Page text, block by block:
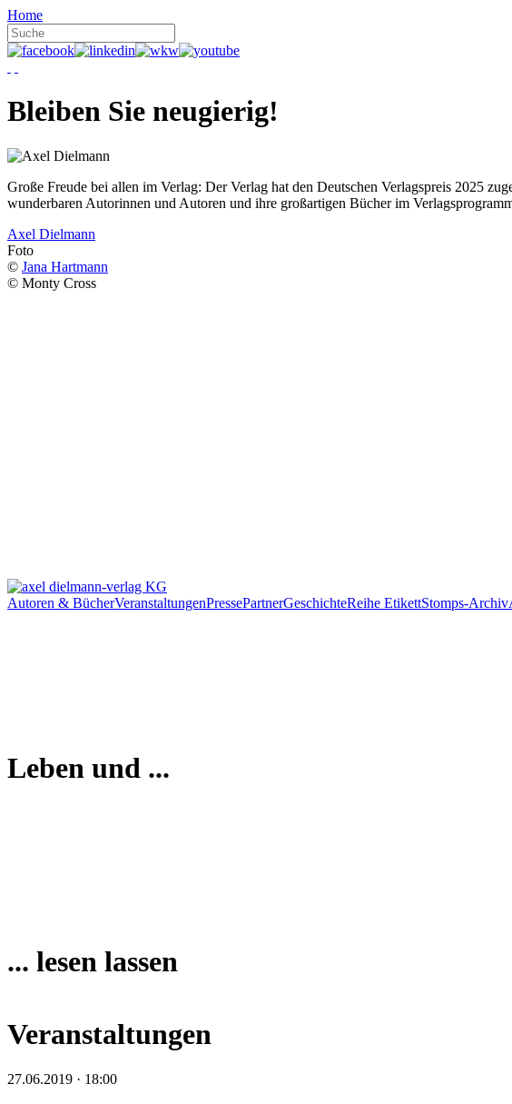
Home
Bleiben Sie neugierig!
Große Freude bei allen im Verlag: Der Verlag hat den Deutschen Verlagspreis 2025
wunderbaren Autorinnen und Autoren und ihre großartigen Bücher im
Axel Dielmann
Foto
© Jana Hartmann
© Monty Cross
Autoren & BücherVeranstaltungenPressePartnerGeschichteReihe EtikettStomps-Archiv
Leben und ...
... lesen lassen
Veranstaltungen
27.06.2019 · 18:00